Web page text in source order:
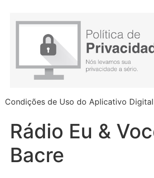
Condições de Uso do Aplicativo Digital
Rádio Eu &
Bacre